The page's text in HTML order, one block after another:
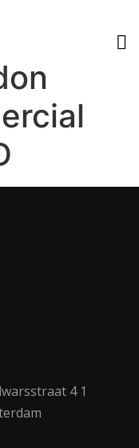
4 1